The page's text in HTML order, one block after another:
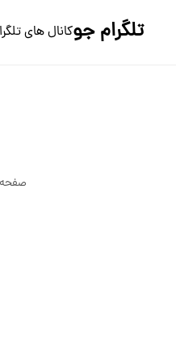
تلگرام جوکانال های